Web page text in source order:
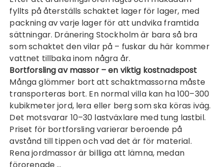
fyllts på återställs schaktet lager för lager, med
packning av varje lager för att undvika framtida
sättningar. Dränering Stockholmär bara så bra
som schaktet den vilar på – fuskar du här kommer
vattnet tillbaka inom några år.
Bortforsling av massor – en viktig kostnadspost
Många glömmer bort att schaktmassorna måste
transporteras bort. En normal villa kan ha 100–300
kubikmeter jord, lera eller berg som ska köras iväg.
Det motsvarar 10–30 lastväxlare med tung lastbil.
Priset för bortforsling varierar beroende på
avstånd till tippen och vad det är för material.
Rena jordmassor är billiga att lämna, medan